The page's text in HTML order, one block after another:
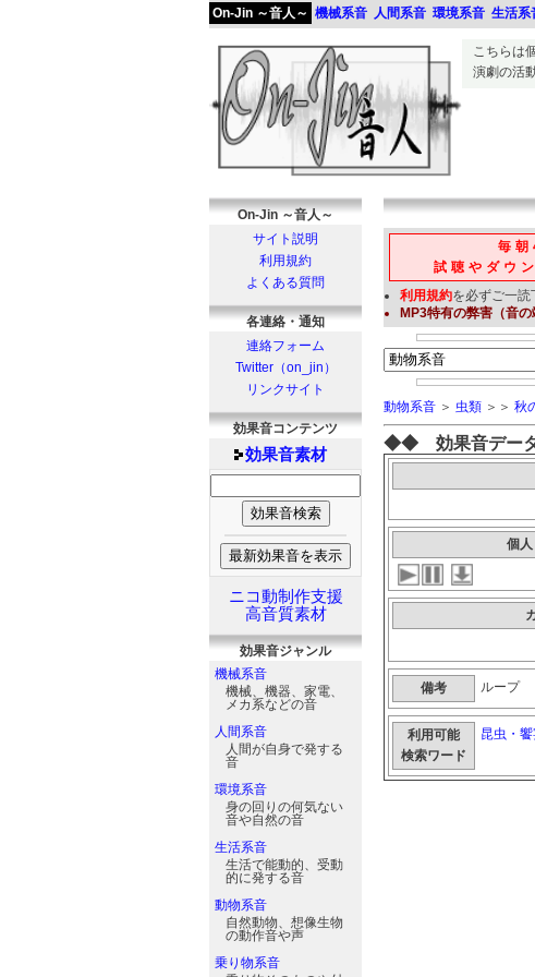
こちらは
演劇の活
On-Jin ～音人～
サイト説明
利用規約
よくある質問
各連絡・通知
連絡フォーム
Twitter（on_jin）
リンクサイト
効果音コンテンツ
効果音素材
ニコ動制作支援
高音質素材
効果音ジャンル
機械系音
機械、機器、家電、
メカ系などの音
人間系音
人間が自身で発する
音
環境系音
身の回りの何気ない
音や自然の音
生活系音
生活で能動的、受動
的に発する音
動物系音
自然動物、想像生物
の動作音や声
乗り物系音
毎
試聴やダウ
利用規約を必ずご一読
MP3特有の弊害（音の
動物系音 ＞ 虫類 ＞＞ 秋
◆◆ 効果音デ
個
備考 ループ
利用可能
検索ワード
昆虫・
On-Jin ～音人～ 機械系音 人間系音 環境系音 生活系